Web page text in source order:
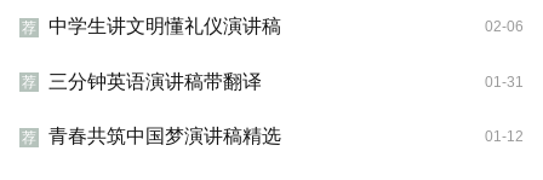
荐 中学生讲文明懂礼仪演讲稿 02-06
荐 三分钟英语演讲稿带翻译 01-31
荐 青春共筑中国梦演讲稿精选 01-12